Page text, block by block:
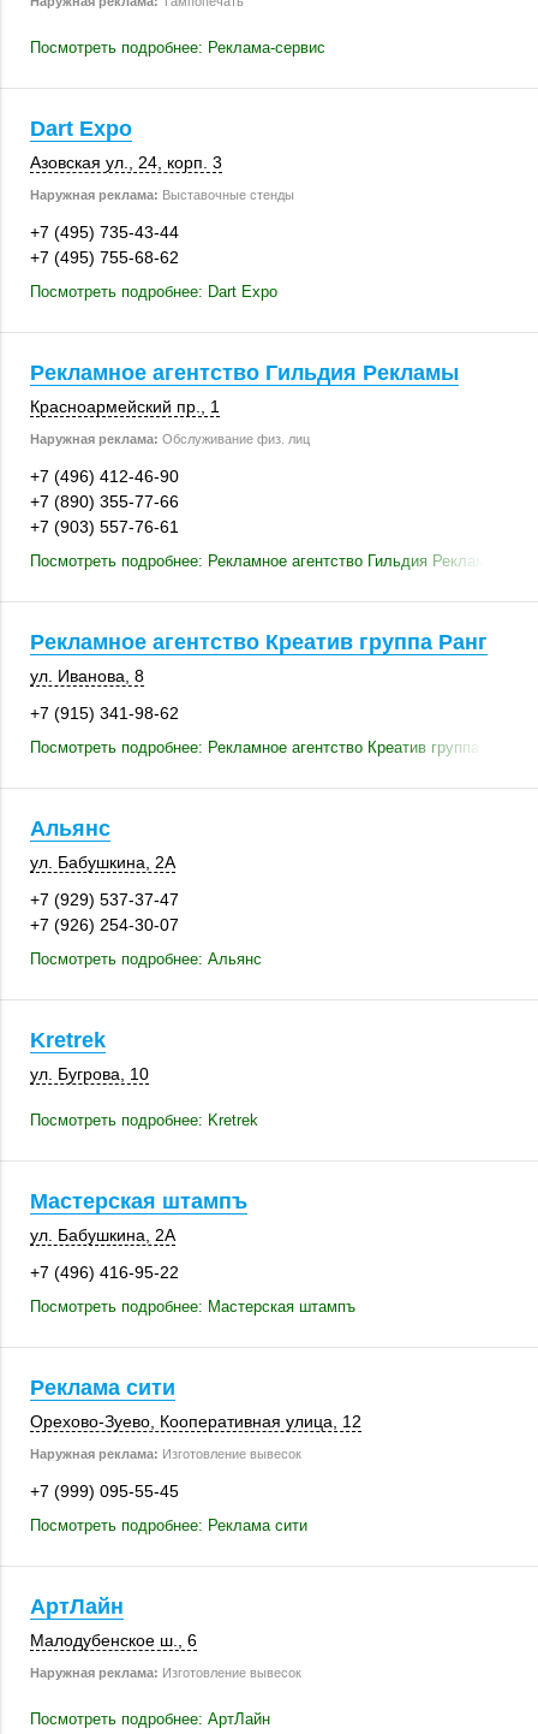
Посмотреть подробнее: Реклама-сервис
Dart Expo
Азовская ул., 24 корп. 3
Наружная реклама: Выставочные стенды
+7 (495) 735-43-44
+7 (495) 755-68-62
Посмотреть подробнее: Dart Expo
Рекламное агентство Гильдия Рекламы
Красноармейский пр., 1
Наружная реклама: Обслуживание физ. лиц
+7 (496) 412-46-90
+7 (890) 355-77-66
+7 (903) 557-76-61
Посмотреть подробнее: Рекламное агентство Гильдия Рекламы
Рекламное агентство Креатив группа Ранг
ул. Иванова, 8
+7 (915) 341-98-62
Посмотреть подробнее: Рекламное агентство Креатив группа Ранг
Альянс
ул. Бабушкина, 2А
+7 (929) 537-37-47
+7 (926) 254-30-07
Посмотреть подробнее: Альянс
Kretrek
ул. Бугрова, 10
Посмотреть подробнее: Kretrek
Мастерская штампъ
ул. Бабушкина, 2А
+7 (496) 416-95-22
Посмотреть подробнее: Мастерская штампъ
Реклама сити
Орехово-Зуево , Кооперативная улица, 12
Наружная реклама: Изготовление вывесок
+7 (999) 095-55-45
Посмотреть подробнее: Реклама сити
АртЛайн
Малодубенское ш., 6
Наружная реклама: Изготовление вывесок
Посмотреть подробнее: АртЛайн